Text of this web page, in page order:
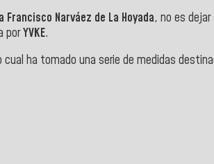
Francisco Narváez de La Hoyada, no es
porYVKE.
ha tomado una serie de medidas